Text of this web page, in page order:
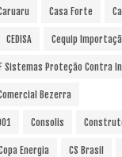
Casa Forte
CEDISA Cequip
Sistemas Proteção Contra
Bezerra
Consolis
Energia CS Brasil